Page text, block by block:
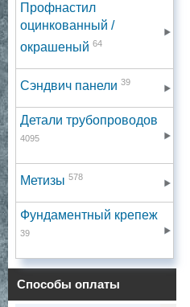
Профнастил
оцинкованный /
окрашеный 64
Сэндвич панели 39
Детали трубопроводов
4095
Метизы 578
Фундаментный крепеж
39
Способы оплаты